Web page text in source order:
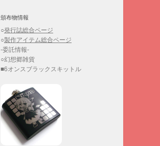
頒布物情報
○発行誌総合ページ
○製作アイテム総合ページ
-委託情報-
○幻想郷雑貨
■6オンスブラックスキットル